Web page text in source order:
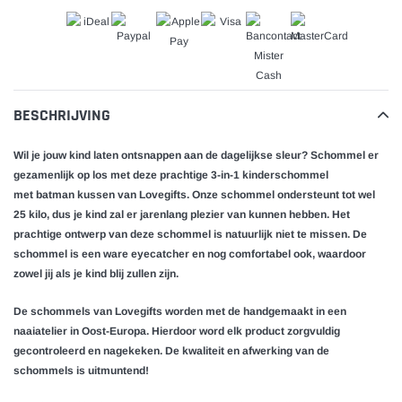
BESCHRIJVING
Wil je jouw kind laten ontsnappen aan de dagelijkse sleur? Schommel er
gezamenlijk op los met deze prachtige 3-in-1 kinderschommel
met batman kussen van Lovegifts. Onze schommel ondersteunt tot wel
25 kilo, dus je kind zal er jarenlang plezier van kunnen hebben. Het
prachtige ontwerp van deze schommel is natuurlijk niet te missen. De
schommel is een ware eyecatcher en nog comfortabel ook, waardoor
zowel jij als je kind blij zullen zijn.
De schommels van Lovegifts worden met de handgemaakt in een
naaiatelier in Oost-Europa. Hierdoor word elk product zorgvuldig
gecontroleerd en nagekeken. De kwaliteit en afwerking van de
schommels is uitmuntend!